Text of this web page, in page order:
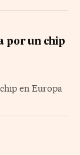
por un chip
en Europa